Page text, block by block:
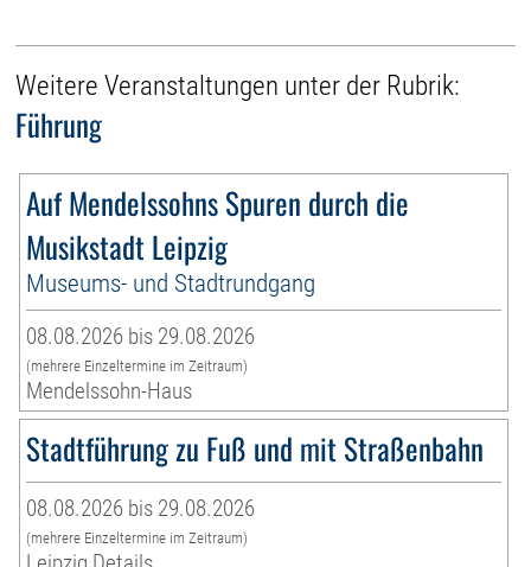
Weitere Veranstaltungen unter der Rubrik:
Führung
Auf Mendelssohns Spuren durch die
Musikstadt Leipzig
Museums- und Stadtrundgang
08.08.2026 bis 29.08.2026
(mehrere Einzeltermine im Zeitraum)
Mendelssohn-Haus
Stadtführung zu Fuß und mit Straßenbahn
08.08.2026 bis 29.08.2026
(mehrere Einzeltermine im Zeitraum)